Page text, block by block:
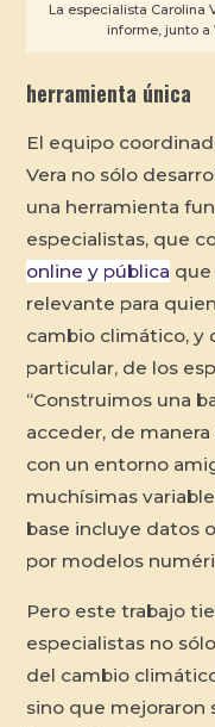
La especialista Carolina
informe, junto a
herramienta única
El equipo
Vera no sólo
una herramienta
especialistas, que
online y pública
relevante para
cambio climático, y
particular, de los
“Construimos una
acceder, de
con un entorno
muchísimas
base incluye datos
por modelos
Pero este trabajo
especialistas no
del cambio
sino que mejoraron